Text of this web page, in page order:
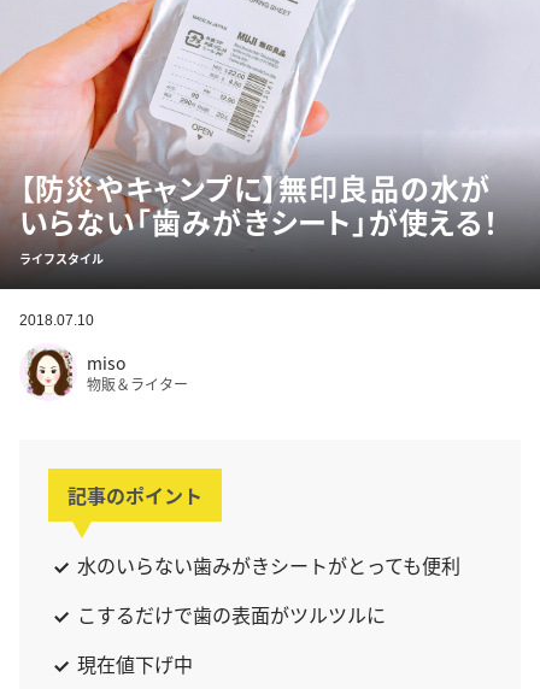
【防災やキャンプに】無印良品の水が
いらない「歯みがきシート」が使える！
ライフスタイル
2018.07.10
miso
物販＆ライター
記事のポイント
水のいらない歯みがきシートがとっても便利
こするだけで歯の表面がツルツルに
現在値下げ中